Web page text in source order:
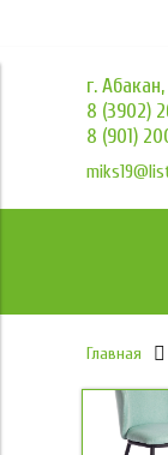
г.
8 (3902)
8 (901)
Главная